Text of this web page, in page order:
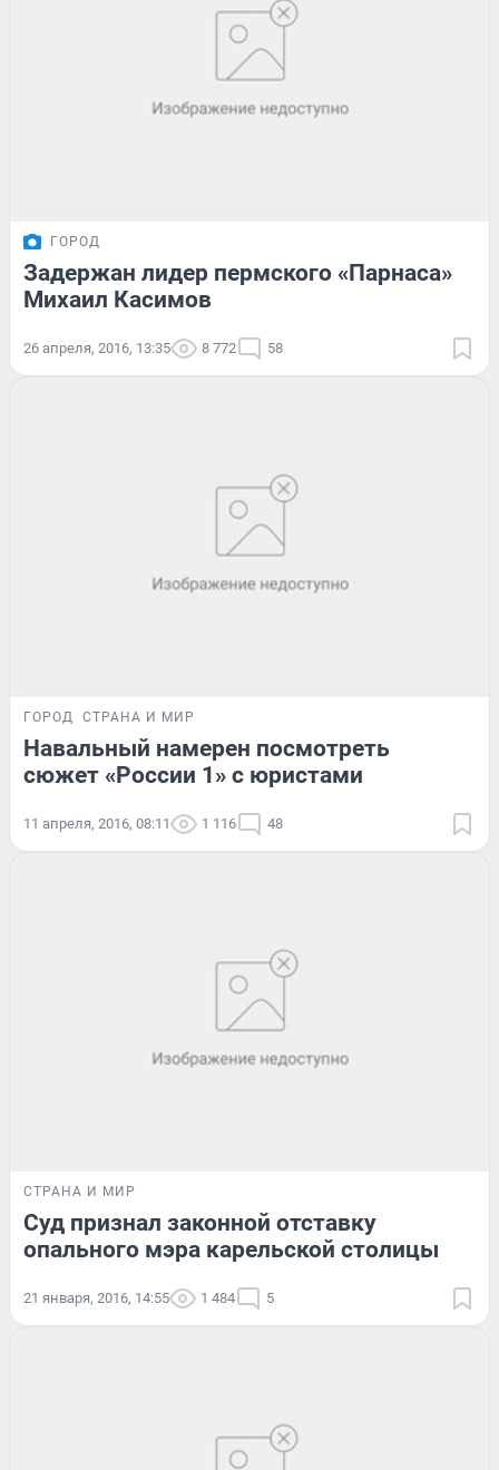
ГОРОД
Задержан лидер пермского «Парнаса»
Михаил Касимов
26 апреля, 2016, 13:35 8 772 58
ГОРОД СТРАНА И МИР
Навальный намерен посмотреть
сюжет «России 1» с юристами
11 апреля, 2016, 08:11 1 116 48
СТРАНА И МИР
Суд признал законной отставку
опального мэра карельской столицы
21 января, 2016, 14:55 1 484 5